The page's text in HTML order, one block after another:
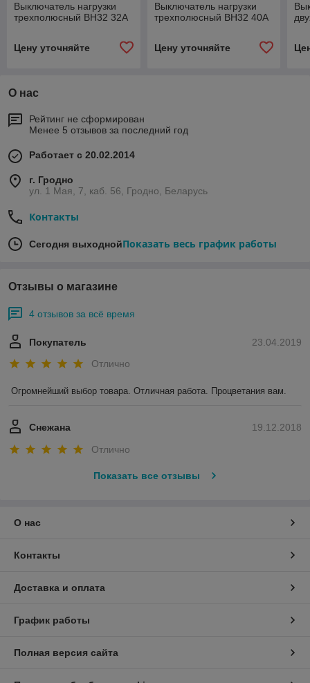
Выключатель нагрузки
трехполюсный ВН32 32А
Цену уточняйте
Выключатель нагрузки
трехполюсный ВН32 40А
Цену уточняйте
О нас
Рейтинг не сформирован
Менее 5 отзывов за последний год
Работает с 20.02.2014
г. Гродно
ул. 1 Мая, 7, каб. 56, Гродно, Беларусь
Контакты
Сегодня выходнойПоказать весь график работы
Отзывы о магазине
4 отзывов за всё время
23.04.2019
Покупатель
Отлично
Огромнейший выбор товара. Отличная работа. Процветания вам.
19.12.2018
Снежана
Отлично
Показать все отзывы
О нас
Контакты
Доставка и оплата
График работы
Полная версия сайта